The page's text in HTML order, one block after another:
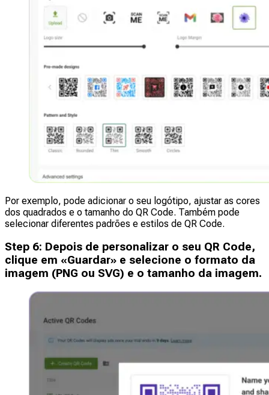
Por exemplo, pode adicionar o seu logótipo, ajustar as cores
dos quadrados e o tamanho do QR Code. Também pode
selecionar diferentes padrões e estilos de QR Code.
Step 6: Depois de personalizar o seu QR Code,
clique em «Guardar» e selecione o formato da
imagem (PNG ou SVG) e o tamanho da imagem.